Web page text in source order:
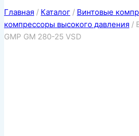
Главная / Каталог / Винтовые
компрессоры высокого давления /
GMP GM 280-25 VSD